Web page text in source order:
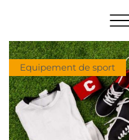
Equipement de sport